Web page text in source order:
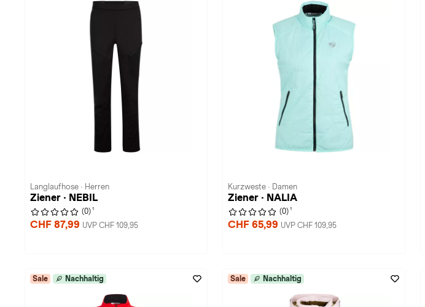
Langlaufhose · Herren
Ziener · NEBIL
(0) 1
CHF 87,99 UVP CHF 109,95
Kurzweste · Damen
Ziener · NALIA
(0) 1
CHF 65,99 UVP CHF 109,95
Sale Nachhaltig Sale Nachhaltig